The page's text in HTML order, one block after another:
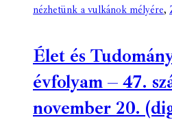
nézhetünk a vulkánok mélyére,
Élet és
évfolyam – 47.
november 20.